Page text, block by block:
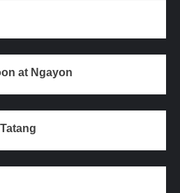
at Ngayon